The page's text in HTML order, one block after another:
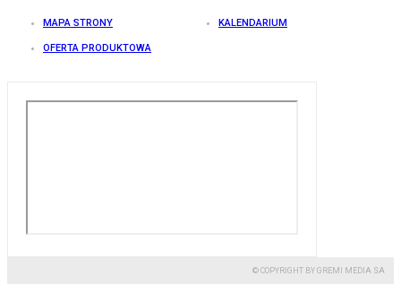
MAPA STRONY KALENDARIUM
OFERTA PRODUKTOWA
© COPYRIGHT BY GREMI MEDIA SA